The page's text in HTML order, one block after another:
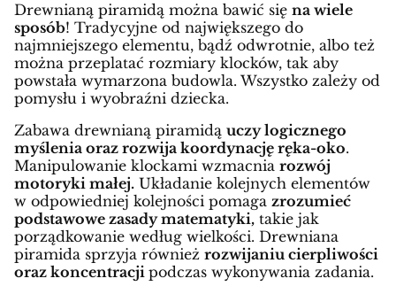
Drewnianą piramidą można bawić się na wiele
sposób! Tradycyjne od największego do
najmniejszego elementu, bądź odwrotnie, albo też
można przeplatać rozmiary klocków, tak aby
powstała wymarzona budowla. Wszystko zależy od
pomysłu i wyobraźni dziecka.
Zabawa drewnianą piramidą uczy logicznego
myślenia oraz rozwija koordynację ręka-oko.
Manipulowanie klockami wzmacnia rozwój
motoryki małej. Układanie kolejnych elementów
w odpowiedniej kolejności pomaga zrozumieć
podstawowe zasady matematyki, takie jak
porządkowanie według wielkości. Drewniana
piramida sprzyja również rozwijaniu cierpliwości
oraz koncentracji podczas wykonywania zadania.